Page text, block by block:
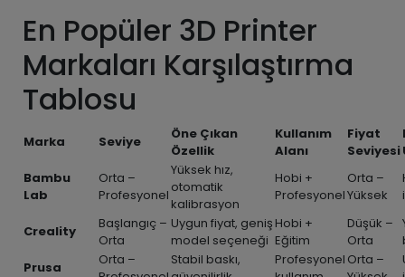
En Popüler 3D Printer
Markaları Karşılaştırma
Tablosu
Marka Seviye
Öne Çıkan
Özellik
Kullanım
Alanı
Fiyat
Seviyesi
Bambu
Lab
Orta –
Profesyonel
Yüksek hız,
otomatik
kalibrasyon
Hobi +
Profesyonel
Orta –
Yüksek
Creality
Başlangıç –
Orta
Uygun fiyat, geniş
model seçeneği
Hobi +
Eğitim
Düşük –
Orta
Prusa
Orta –
Stabil baskı,
Profesyonel Orta –